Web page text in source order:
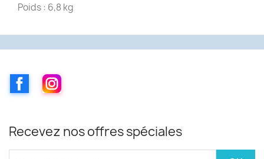
Poids : 6,8 kg
FacebookInstagram
Recevez nos offres spéciales